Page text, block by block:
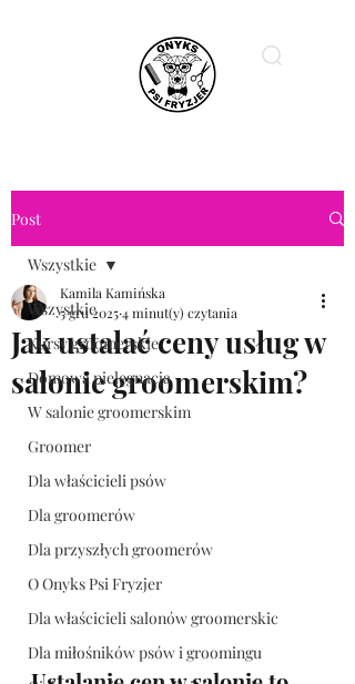
Post
Wszystkie
Kursy groomerskie
Domowa pielęgnacja
W salonie groomerskim
Groomer
Dla właścicieli psów
Dla groomerów
Dla przyszłych groomerów
O Onyks Psi Fryzjer
Dla właścicieli salonów groomerskic
Dla miłośników psów i groomingu
Wszystkie
Jak ustalać ceny usług w
salonie groomerskim?
Kamila Kamińska
5 gru 20254 minut(y) czytania